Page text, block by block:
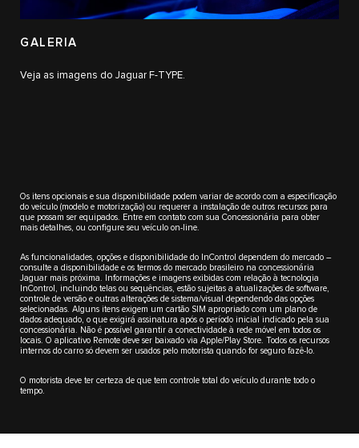
GALERIA
Veja as imagens do Jaguar F-TYPE.
Os itens opcionais e sua disponibilidade podem variar de acordo com a especificação
do veículo (modelo e motorização) ou requerer a instalação de outros recursos para
que possam ser equipados. Entre em contato com sua Concessionária para obter
mais detalhes, ou configure seu veículo on-line.
As funcionalidades, opções e disponibilidade do InControl dependem do mercado –
consulte a disponibilidade e os termos do mercado brasileiro na concessionária
Jaguar mais próxima. Informações e imagens exibidas com relação à tecnologia
InControl, incluindo telas ou sequências, estão sujeitas a atualizações de software,
controle de versão e outras alterações de sistema/visual dependendo das opções
selecionadas. Alguns itens exigem um cartão SIM apropriado com um plano de
dados adequado, o que exigirá assinatura após o período inicial indicado pela sua
concessionária. Não é possível garantir a conectividade à rede móvel em todos os
locais. O aplicativo Remote deve ser baixado via Apple/Play Store. Todos os recursos
internos do carro só devem ser usados pelo motorista quando for seguro fazê-lo.
O motorista deve ter certeza de que tem controle total do veículo durante todo o
tempo.